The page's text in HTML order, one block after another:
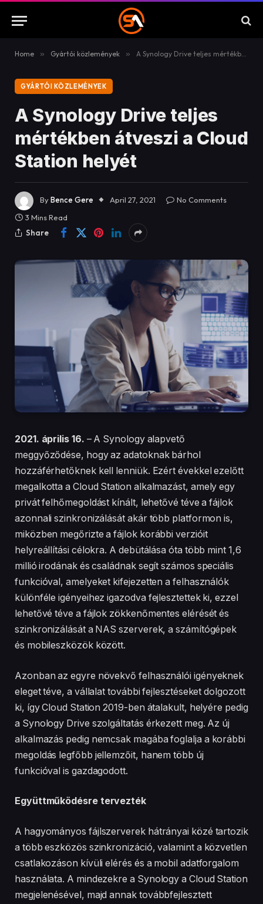
Home » Gyártói közlemények » A Synology Drive teljes mértékben átveszi a Cloud Station helyét
GYÁRTÓI KÖZLEMÉNYEK
A Synology Drive teljes
mértékben átveszi a Cloud
Station helyét
ByBence Gere April 27, 2021
No Comments
3 Mins Read
Share
2021. április 16. – A Synology alapvető
meggyőződése, hogy az adatoknak bárhol
hozzáférhetőknek kell lenniük. Ezért évekkel ezelőtt
megalkotta a Cloud Station alkalmazást, amely egy
privát felhőmegoldást kínált, lehetővé téve a fájlok
azonnali szinkronizálását akár több platformon is,
miközben megőrizte a fájlok korábbi verzióit
helyreállítási célokra. A debütálása óta több mint 1,6
millió irodának és családnak segít számos speciális
funkcióval, amelyeket kifejezetten a felhasználók
különféle igényeihez igazodva fejlesztettek ki, ezzel
lehetővé téve a fájlok zökkenőmentes elérését és
szinkronizálását a NAS szerverek, a számítógépek
és mobileszközök között.
Azonban az egyre növekvő felhasználói igényeknek
eleget téve, a vállalat további fejlesztéseket dolgozott
ki, így Cloud Station 2019-ben átalakult, helyére pedig
a Synology Drive szolgáltatás érkezett meg. Az új
alkalmazás pedig nemcsak magába foglalja a korábbi
megoldás legfőbb jellemzőit, hanem több új
funkcióval is gazdagodott.
Együttműködésre tervezték
A hagyományos fájlszerverek hátrányai közé tartozik
a több eszközös szinkronizáció, valamint a közvetlen
csatlakozáson kívüli elérés és a mobil adatforgalom
használata. A mindezekre a Synology a Cloud Station
megjelenésével, majd annak továbbfejlesztett